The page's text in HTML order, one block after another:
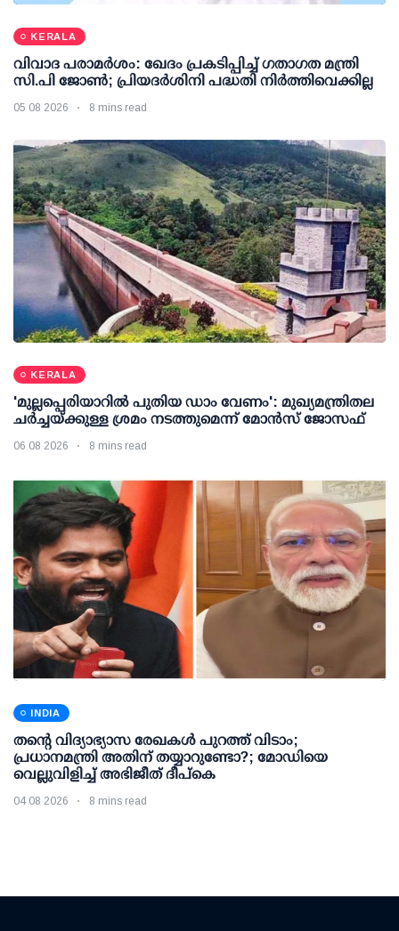
KERALA
വിവാദ പരാമര്‍ശം: ഖേദം പ്രകടിപ്പിച്ച് ഗതാഗത മന്ത്രി
സി.പി ജോണ്‍; പ്രിയദര്‍ശിനി പദ്ധതി നിര്‍ത്തിവെക്കില്ല
05 08 2026 8 mins read
KERALA
'മുല്ലപ്പെരിയാറില്‍ പുതിയ ഡാം വേണം': മുഖ്യമന്ത്രിതല
ചര്‍ച്ചയ്ക്കുള്ള ശ്രമം നടത്തുമെന്ന് മോന്‍സ് ജോസഫ്
06 08 2026 8 mins read
INDIA
തന്റെ വിദ്യാഭ്യാസ രേഖകള്‍ പുറത്ത് വിടാം;
പ്രധാനമന്ത്രി അതിന് തയ്യാറുണ്ടോ?; മോഡിയെ
വെല്ലുവിളിച്ച് അഭിജീത് ദീപ്കെ
04 08 2026 8 mins read